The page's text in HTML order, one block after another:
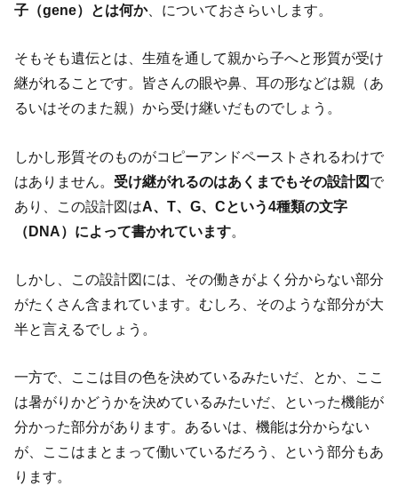
子（gene）とは何か、についておさらいします。
そもそも遺伝とは、生殖を通して親から子へと形質が受け
継がれることです。皆さんの眼や鼻、耳の形などは親（あ
るいはそのまた親）から受け継いだものでしょう。
しかし形質そのものがコピーアンドペーストされるわけで
はありません。 受け継がれるのはあくまでもその設計図で
あり、この設計図はA、T、G、Cという4種類の文字
（DNA）によって書かれています。
しかし、この設計図には、その働きがよく分からない部分
がたくさん含まれています。むしろ、そのような部分が大
半と言えるでしょう。
一方で、ここは目の色を決めているみたいだ、とか、ここ
は暑がりかどうかを決めているみたいだ、といった機能が
分かった部分があります。あるいは、機能は分からない
が、ここはまとまって働いているだろう、という部分もあ
ります。